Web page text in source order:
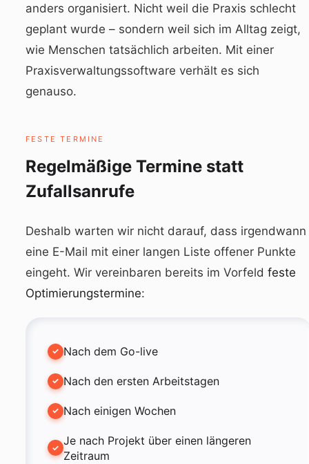
anders organisiert. Nicht weil die Praxis schlecht
geplant wurde – sondern weil sich im Alltag zeigt,
wie Menschen tatsächlich arbeiten. Mit einer
Praxisverwaltungssoftware verhält es sich
genauso.
FESTE TERMINE
Regelmäßige Termine statt
Zufallsanrufe
Deshalb warten wir nicht darauf, dass irgendwann
eine E-Mail mit einer langen Liste offener Punkte
eingeht. Wir vereinbaren bereits im Vorfeld feste
Optimierungstermine:
Nach dem Go-live
Nach den ersten Arbeitstagen
Nach einigen Wochen
Je nach Projekt über einen längeren
Zeitraum